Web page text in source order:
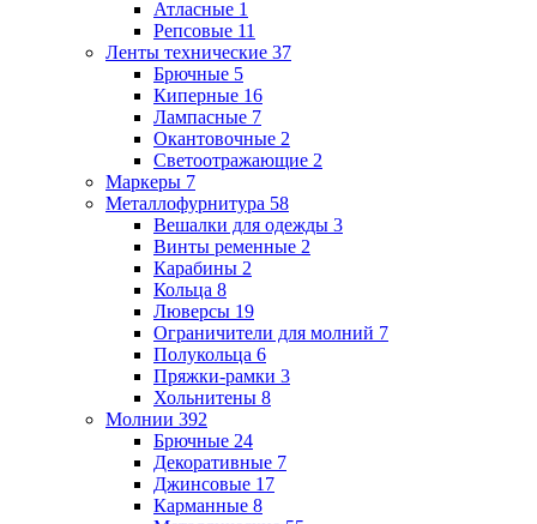
Атласные 1
Репсовые 11
Ленты технические 37
Брючные 5
Киперные 16
Лампасные 7
Окантовочные 2
Светоотражающие 2
Маркеры 7
Металлофурнитура 58
Вешалки для одежды 3
Винты ременные 2
Карабины 2
Кольца 8
Люверсы 19
Ограничители для молний 7
Полукольца 6
Пряжки-рамки 3
Хольнитены 8
Молнии 392
Брючные 24
Декоративные 7
Джинсовые 17
Карманные 8